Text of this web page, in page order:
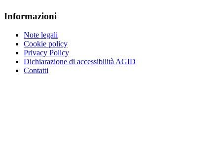
Informazioni
Note legali
Cookie policy
Privacy Policy
Dichiarazione di accessibilità AGID
Contatti